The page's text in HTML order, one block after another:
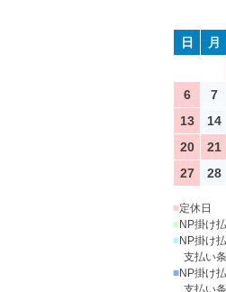
日 月
6
7
13
14
20
21
27
28
■定休日
■NP掛け
■NP掛け
支払い
■NP掛け
支払い